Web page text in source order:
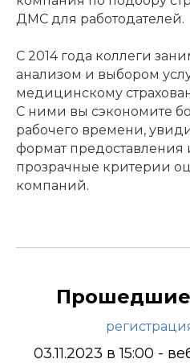
ДМС для работодателей.
С 2014 года коллеги
анализом и выбором
медицинскому
С ними вы сэкономите
рабочего времени,
формат
прозрачные критерии
компаний.
03.11.2023 в 15:00 -